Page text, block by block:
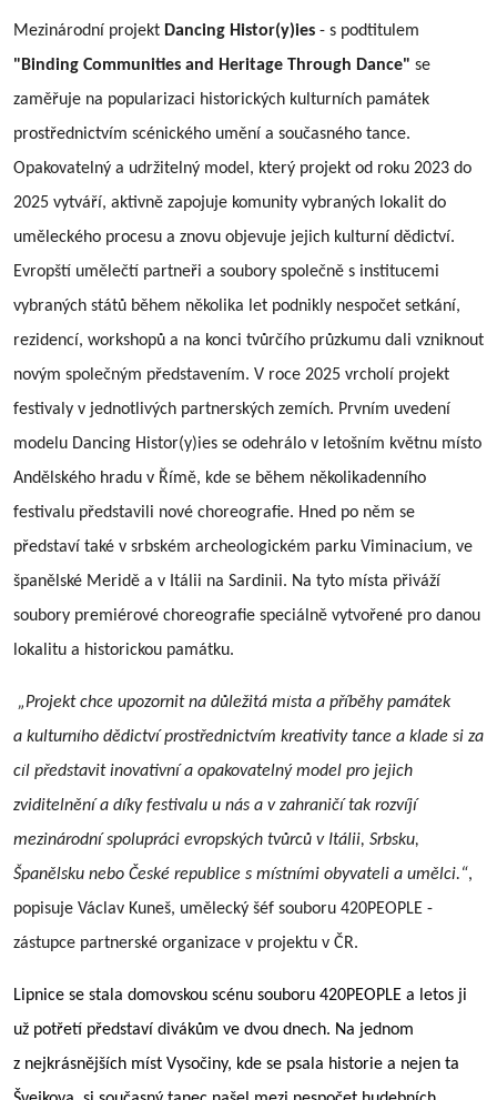
Mezinárodní projekt Dancing Histor(y)ies - s podtitulem
"Binding Communities and Heritage Through Dance" se
zaměřuje na popularizaci historických kulturních památek
prostřednictvím scénického umění a současného tance.
Opakovatelný a udržitelný model, který projekt od roku 2023 do
2025 vytváří, aktivně zapojuje komunity vybraných lokalit do
uměleckého procesu a znovu objevuje jejich kulturní dědictví.
Evropští umělečtí partneři a soubory společně s institucemi
vybraných států během několika let podnikly nespočet setkání,
rezidencí, workshopů a na konci tvůrčího průzkumu dali vzniknout
novým společným představením. V roce 2025 vrcholí projekt
festivaly v jednotlivých partnerských zemích. Prvním uvedení
modelu Dancing Histor(y)ies se odehrálo v letošním květnu místo
Andělského hradu v Římě, kde se během několikadenního
festivalu představili nové choreografie. Hned po něm se
představí také v srbském archeologickém parku Viminacium, ve
španělské Meridě a v Itálii na Sardinii. Na tyto místa přiváží
soubory premiérové choreografie speciálně vytvořené pro danou
lokalitu a historickou památku.
„Projekt chce upozornit na důležitá místa a příběhypamátek
a kulturního dědictví prostřednictvím kreativity tance a klade si za
cíl představit inovativní a opakovatelný model pro jejich
zviditelněnía díky festivalu u nás a v zahraničí tak rozvíjí
mezinárodní spolupráci evropských tvůrců v Itálii, Srbsku,
Španělsku nebo České republice s místními obyvateli a umělci.“,
popisuje Václav Kuneš, umělecký šéf souboru 420PEOPLE -
zástupce partnerské organizace v projektu v ČR.
Lipnice se stala domovskou scénu souboru 420PEOPLE a letos ji
už potřetí představí divákům ve dvou dnech. Na jednom
z nejkrásnějších míst Vysočiny, kde se psala historie a nejen ta